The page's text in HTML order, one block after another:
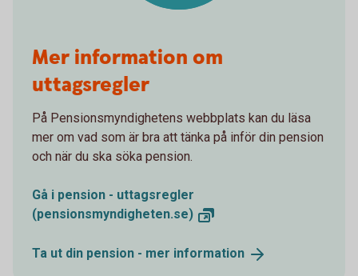
Mer information om
uttagsregler
På Pensionsmyndighetens webbplats kan du läsa
mer om vad som är bra att tänka på inför din pension
och när du ska söka pension.
Gå i pension - uttagsregler
(pensionsmyndigheten.se)
Ta ut din pension - mer information